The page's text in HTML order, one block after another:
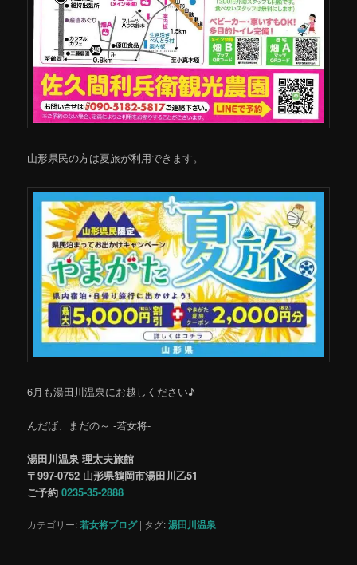
山形県民の方は夏旅が利用できます。
6月も湯田川温泉にお越しください♪
んだば、まだの～ -若女将-
湯田川温泉 理太夫旅館
〒997-0752 山形県鶴岡市湯田川乙51
ご予約0235-35-2888
カテゴリー:若女将ブログ | タグ:湯田川温泉